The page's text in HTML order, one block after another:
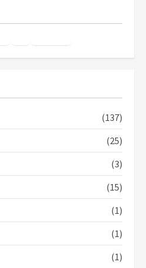
(137)
(25)
(3)
(15)
(1)
(1)
(1)